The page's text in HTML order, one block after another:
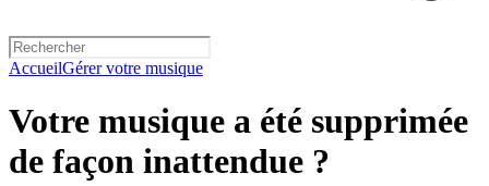
AccueilGérer votre musique
Votre musique a été supprimée
de façon inattendue ?